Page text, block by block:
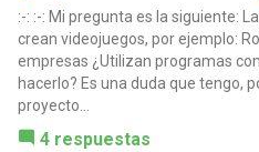
:-: :-: Mi pregunta es la siguiente:
crean videojuegos, por ejemplo:
empresas ¿Utilizan programas
hacerlo? Es una duda que tengo,
proyecto...
4 respuestas